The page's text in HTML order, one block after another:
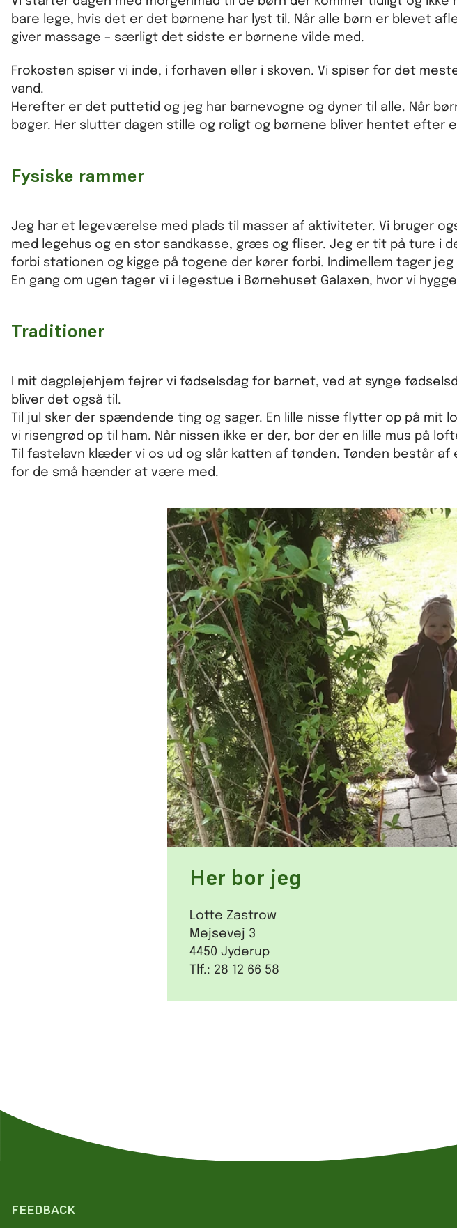
bare lege, hvis det er det børnene har lyst til. Når alle børn er blevet
giver massage – særligt det sidste er børnene vilde med.
Frokosten spiser vi inde, i forhaven eller i skoven. Vi spiser for det
vand.
Herefter er det puttetid og jeg har barnevogne og dyner til alle. Når
bøger. Her slutter dagen stille og roligt og børnene bliver hentet efter
Fysiske rammer
Jeg har et legeværelse med plads til masser af aktiviteter. Vi bruger
med legehus og en stor sandkasse, græs og fliser. Jeg er tit på ture i
forbi stationen og kigge på togene der kører forbi. Indimellem tager
En gang om ugen tager vi i legestue i Børnehuset Galaxen, hvor vi
Traditioner
I mit dagplejehjem fejrer vi fødselsdag for barnet, ved at synge
bliver det også til.
Til jul sker der spændende ting og sager. En lille nisse flytter op på
vi risengrød op til ham. Når nissen ikke er der, bor der en lille mus på
Til fastelavn klæder vi os ud og slår katten af tønden. Tønden består
for de små hænder at være med.
Her bor jeg
Lotte Zastrow
Mejsevej 3
4450 Jyderup
Tlf.: 28 12 66 58
FEEDBACK